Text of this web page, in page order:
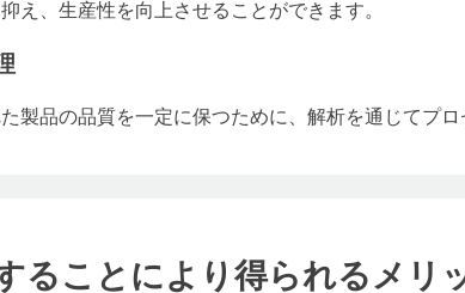
え、生産性を向上させることができます。
製品の品質を一定に保つために、解析を通じてプ
ることにより得られるメリ